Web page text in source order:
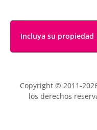
Incluya su propiedad
Copyright © 2011-
los derechos